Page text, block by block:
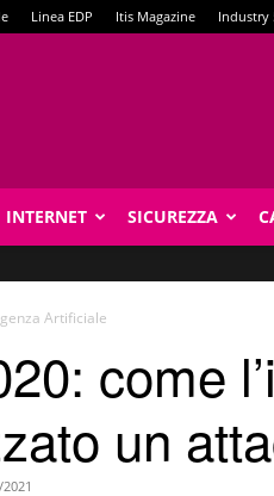
Linea EDP Itis Magazine Industry
INTERNET SICUREZZA
Artificiale
come
un